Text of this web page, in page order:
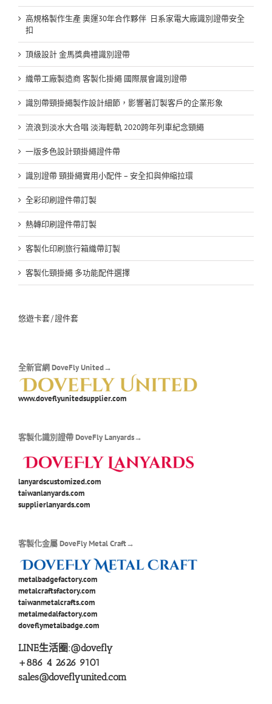
高規格製作生產 奧運30年合作夥伴 日系家電大廠識別證帶安全
扣
頂級設計 金馬獎典禮識別證帶
織帶工廠製造商 客製化掛繩 國際展會識別證帶
識別帶頸掛繩製作設計細節，影響著訂製客戶的企業形象
流浪到淡水大合唱 淡海輕軌 2020跨年列車紀念頸繩
一版多色設計頸掛繩證件帶
識別證帶 頸掛繩實用小配件 – 安全扣與伸縮拉環
全彩印刷證件帶訂製
熱轉印刷證件帶訂製
客製化印刷旅行箱織帶訂製
客製化頸掛繩 多功能配件選擇
悠遊卡套/證件套
全新官網 DoveFly United→
www.doveflyunitedsupplier.com
客製化識別證帶 DoveFly Lanyards→
lanyardscustomized.com
taiwanlanyards.com
supplierlanyards.com
客製化金屬 DoveFly Metal Craft→
metalbadgefactory.com
metalcraftsfactory.com
taiwanmetalcrafts.com
metalmedalfactory.com
doveflymetalbadge.com
LINE生活圈:@dovefly
+886 4 2626 9101
sales@doveflyunited.com